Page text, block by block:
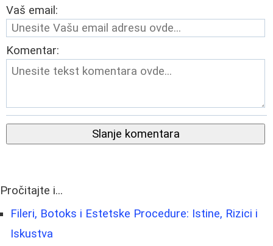
Vaš email:
Komentar:
Slanje komentara
Pročitajte i...
Fileri, Botoks i Estetske Procedure: Istine, Rizici i
Iskustva